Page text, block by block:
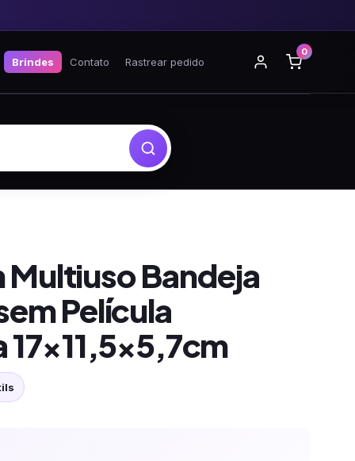
Brindes Contato Rastrear pedido
0
Multiuso Bandeja
Película